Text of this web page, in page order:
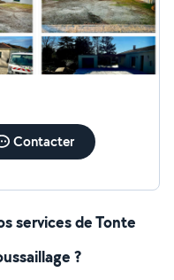
Contacter
services de Tonte
?